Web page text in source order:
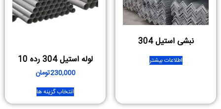
نبشی استیل 304
اطلاعات بیشتر لوله استیل 304 رده 10
230,000تومان
انتخاب گزینه ها